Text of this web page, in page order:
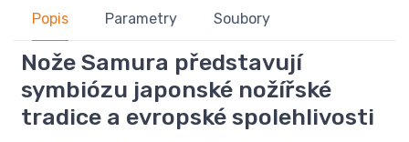
Popis Parametry Soubory
Nože Samura představují
symbiózu japonské nožířské
tradice a evropské spolehlivosti